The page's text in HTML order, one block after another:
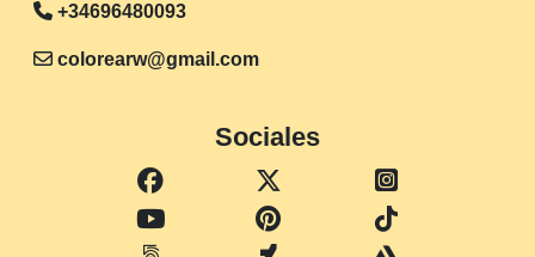
+34696480093
colorearw@gmail.com
Sociales